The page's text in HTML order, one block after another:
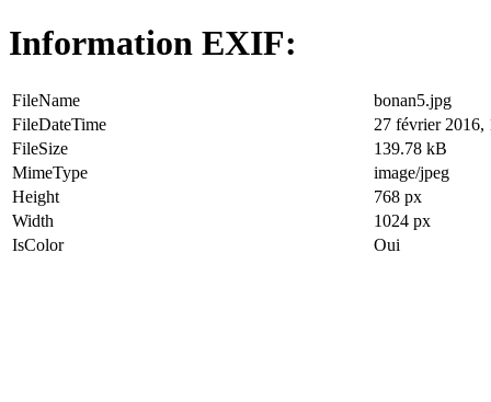
Information EXIF:
FileName
bonan5.jpg
FileDateTime
27 février 2016,
FileSize
139.78 kB
MimeType
image/jpeg
Height
768 px
Width
1024 px
IsColor
Oui